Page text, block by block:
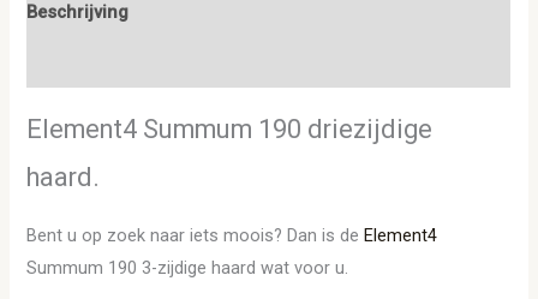
Beschrijving
Element4 Summum 190 driezijdige
haard.
Bent u op zoek naar iets moois? Dan is deElement4
Summum 190 3-zijdige haard wat voor u.